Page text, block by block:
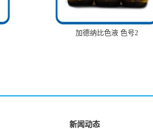
加德纳比色液 色号2
新闻动态